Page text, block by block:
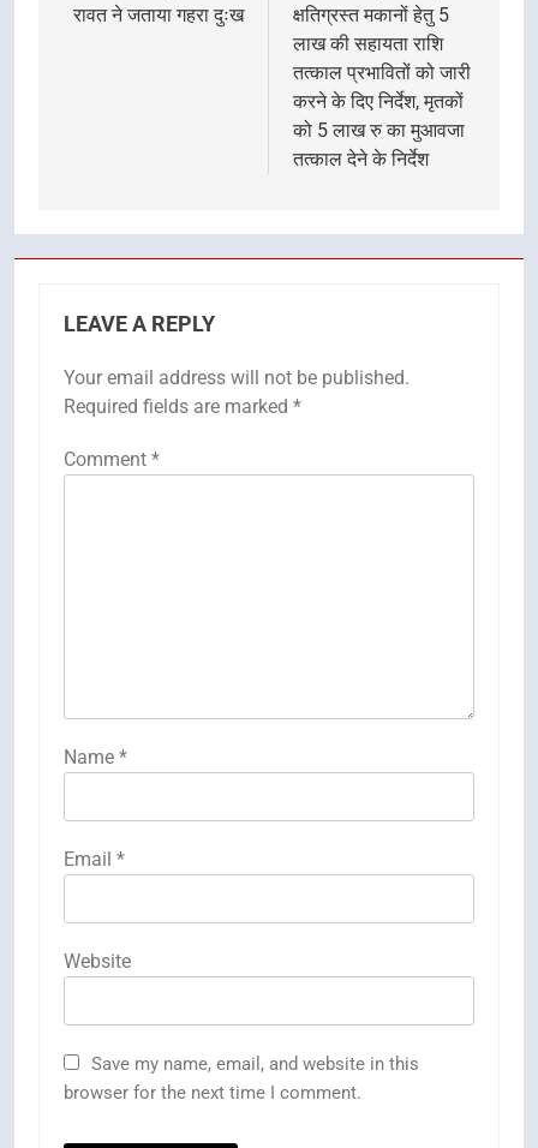
रावत ने जताया गहरा दुःख
क्षतिग्रस्त मकानों हेतु 5
लाख की सहायता राशि
तत्काल प्रभावितों को जारी
करने के दिए निर्देश, मृतकों
को 5 लाख रु का मुआवजा
तत्काल देने के निर्देश
LEAVE A REPLY
Your email address will not be published.
Required fields are marked *
Comment *
Name *
Email *
Website
Save my name, email, and website in this
browser for the next time I comment.